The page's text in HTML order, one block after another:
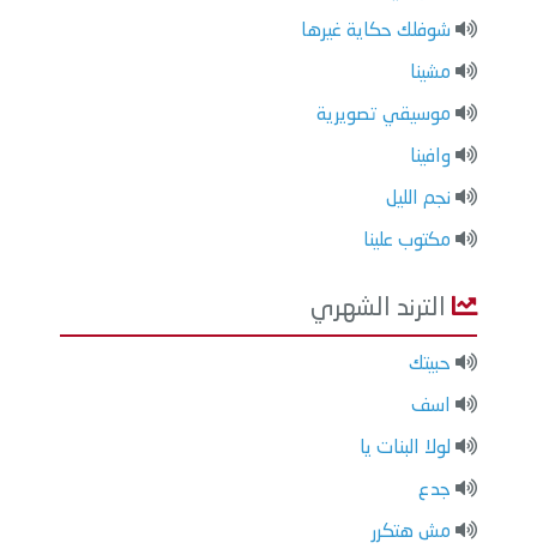
شوفلك حكاية غيرها
مشينا
موسيقي تصويرية
وافينا
نجم الليل
مكتوب علينا
الترند الشهري
حبيتك
اسف
لولا البنات يا
جدع
مش هتكرر